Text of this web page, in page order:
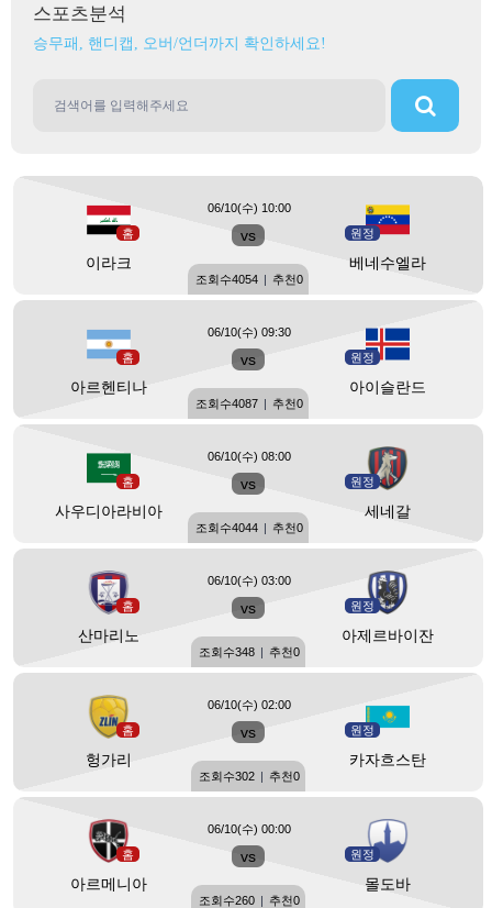
스포츠분석
승무패, 핸디캡, 오버/언더까지 확인하세요!
홈
이라크
vs 원정
베네수엘라
06/10(수) 10:00
조회수4054 | 추천0
홈
아르헨티나
vs 원정
아이슬란드
06/10(수) 09:30
조회수4087 | 추천0
홈
사우디아라비아
vs 원정
세네갈
06/10(수) 08:00
조회수4044 | 추천0
홈
산마리노
vs 원정
아제르바이잔
06/10(수) 03:00
조회수348 | 추천0
홈
헝가리
vs 원정
카자흐스탄
06/10(수) 02:00
조회수302 | 추천0
홈
아르메니아
vs 원정
몰도바
06/10(수) 00:00
조회수260 | 추천0